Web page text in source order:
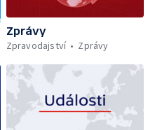
Zprávy
Zpravodajství
Zprávy